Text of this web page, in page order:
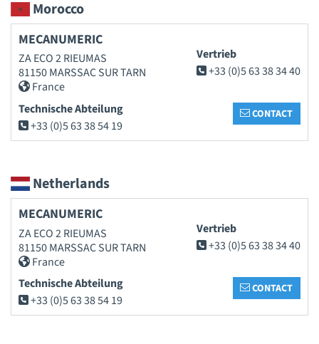
Morocco
MECANUMERIC
ZA ECO 2 RIEUMAS
81150 MARSSAC SUR TARN
France
Vertrieb
+33 (0)5 63 38 34 40
Technische Abteilung
+33 (0)5 63 38 54 19
CONTACT
Netherlands
MECANUMERIC
ZA ECO 2 RIEUMAS
81150 MARSSAC SUR TARN
France
Vertrieb
+33 (0)5 63 38 34 40
Technische Abteilung
+33 (0)5 63 38 54 19
CONTACT